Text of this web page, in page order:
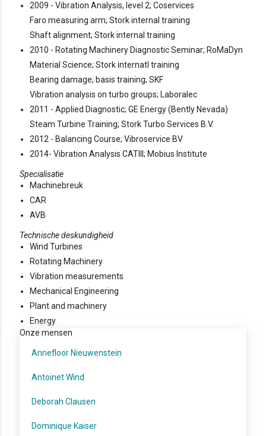
2009 - Vibration Analysis, level 2; Coservices
Faro measuring arm; Stork internal training
Shaft alignment; Stork internal training
2010 - Rotating Machinery Diagnostic Seminar; RoMaDyn
Material Science; Stork internatl training
Bearing damage; basis training; SKF
Vibration analysis on turbo groups; Laboralec
2011 - Applied Diagnostic; GE Energy (Bently Nevada)
Steam Turbine Training; Stork Turbo Services B.V.
2012 - Balancing Course; Vibroservice BV
2014- Vibration Analysis CATIII; Mobius Institute
Specialisatie
Machinebreuk
CAR
AVB
Technische deskundigheid
Wind Turbines
Rotating Machinery
Vibration measurements
Mechanical Engineering
Plant and machinery
Energy
Onze mensen
Annefloor Nieuwenstein
Antoinet Wind
Deborah Clausen
Dominique Kaiser